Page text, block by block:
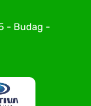
- Budag -